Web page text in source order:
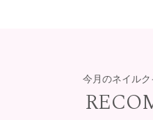
今月のネイル